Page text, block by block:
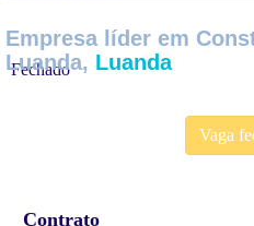
Empresa líder em
Luanda, Luanda
Fechado
Vaga
Contrato